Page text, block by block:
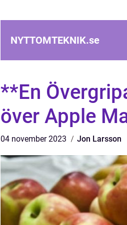
NYTTOMTEKNIK.se
**En
över Apple
04 november 2023 Jon Larsson